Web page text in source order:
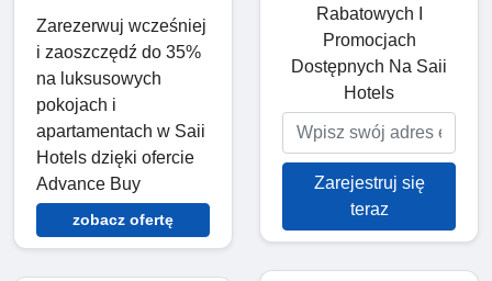
Zarezerwuj wcześniej
i zaoszczędź do 35%
na luksusowych
pokojach i
apartamentach w Saii
Hotels dzięki ofercie
Advance Buy
zobacz ofertę
Rabatowych I
Promocjach
Dostępnych Na Saii
Hotels
Zarejestruj się
teraz